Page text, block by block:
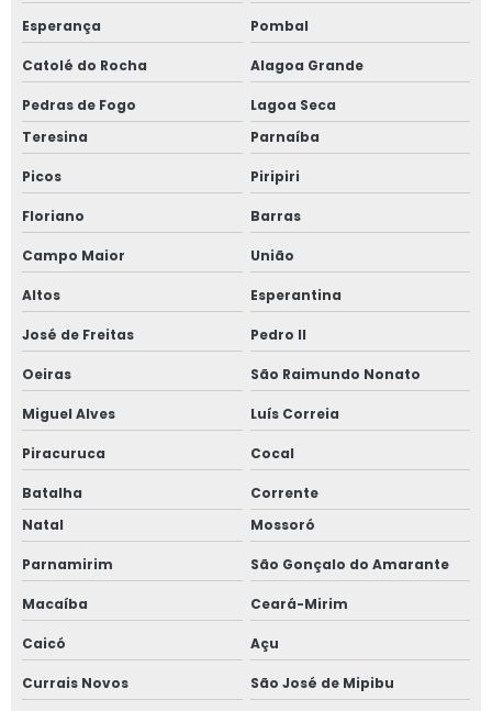
Esperança Pombal
Catolé do Rocha Alagoa Grande
Pedras de Fogo
Lagoa Seca
Teresina
Parnaíba
Picos Piripiri
Floriano Barras
Campo Maior União
Altos Esperantina
José de Freitas Pedro II
Oeiras São Raimundo Nonato
Miguel Alves Luís Correia
Piracuruca Cocal
Batalha
Corrente
Natal
Mossoró
Parnamirim São Gonçalo do Amarante
Macaíba Ceará-Mirim
Caicó Açu
Currais Novos São José de Mipibu